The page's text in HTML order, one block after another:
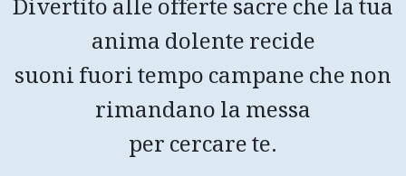
Divertito alle offerte sacre che la tua
anima dolente recide
suoni fuori tempo campane che non
rimandano la messa
per cercare te.